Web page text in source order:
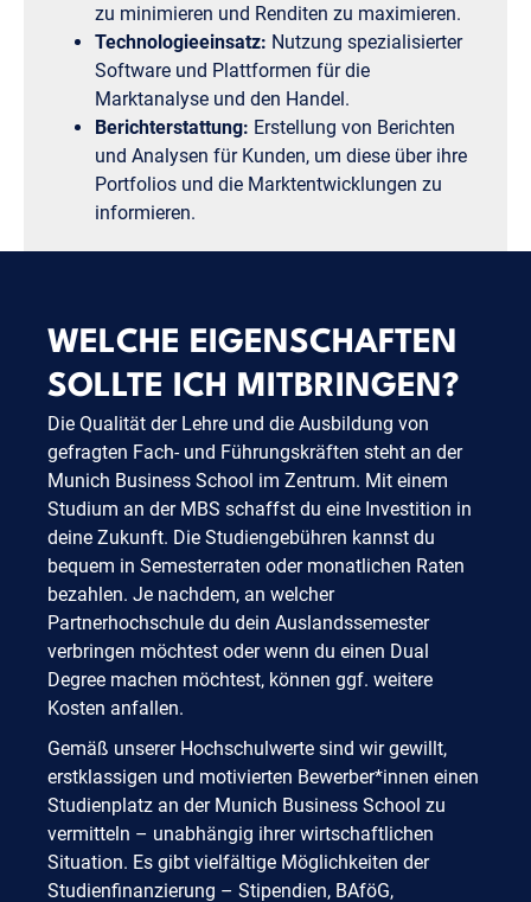
zu minimieren und Renditen zu maximieren.
Technologieeinsatz: Nutzung spezialisierter
Software und Plattformen für die
Marktanalyse und den Handel.
Berichterstattung: Erstellung von Berichten
und Analysen für Kunden, um diese über ihre
Portfolios und die Marktentwicklungen zu
informieren.
WELCHE EIGENSCHAFTEN
SOLLTE ICH MITBRINGEN?
Die Qualität der Lehre und die Ausbildung von
gefragten Fach- und Führungskräften steht an der
Munich Business School im Zentrum. Mit einem
Studium an der MBS schaffst du eine Investition in
deine Zukunft. Die Studiengebühren kannst du
bequem in Semesterraten oder monatlichen Raten
bezahlen. Je nachdem, an welcher
Partnerhochschule du dein Auslandssemester
verbringen möchtest oder wenn du einen Dual
Degree machen möchtest, können ggf. weitere
Kosten anfallen.
Gemäß unserer Hochschulwerte sind wir gewillt,
erstklassigen und motivierten Bewerber*innen einen
Studienplatz an der Munich Business School zu
vermitteln – unabhängig ihrer wirtschaftlichen
Situation. Es gibt vielfältige Möglichkeiten der
Studienfinanzierung – Stipendien, BAföG,